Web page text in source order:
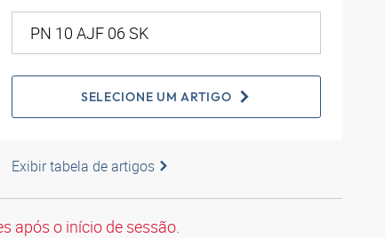
SELECIONE UM ARTIGO
Exibir tabela de artigos
após o início de sessão.